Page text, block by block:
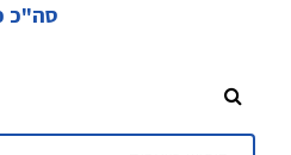
סה"כ